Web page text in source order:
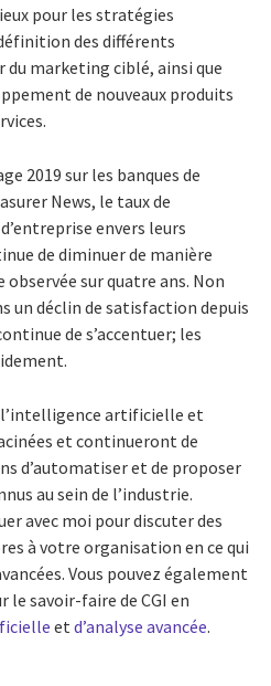
pour les stratégies
des différents
marketing ciblé, ainsi que
de nouveaux produits
2019 sur les banques de
News, le taux de
envers leurs
de diminuer de manière
sur quatre ans. Non
un déclin de satisfaction depuis
de s’accentuer; les
l’intelligence artificielle et
et continueront de
d’automatiser et de proposer
au sein de l’industrie.
avec moi pour discuter des
à votre organisation en ce qui
Vous pouvez également
le savoir-faire de CGI en
et d’analyse avancée.